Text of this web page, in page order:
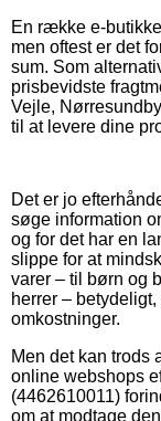
En række e-
men oftest er det
sum. Som
prisbevidste
Vejle,
til at levere dine
Det er jo
søge information
og for det har en
slippe for at
varer – til børn og
herrer –
omkostninger.
Men det kan trods
online webshops
(4462610011)
om at modtage